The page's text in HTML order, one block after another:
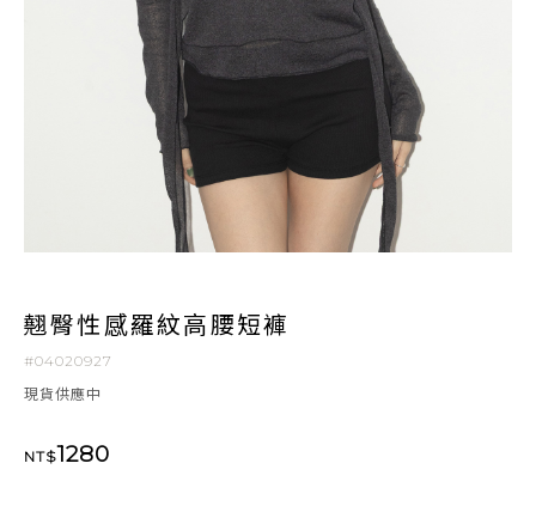
翹臀性感羅紋高腰短褲
#04020927
現貨供應中
NT$1280